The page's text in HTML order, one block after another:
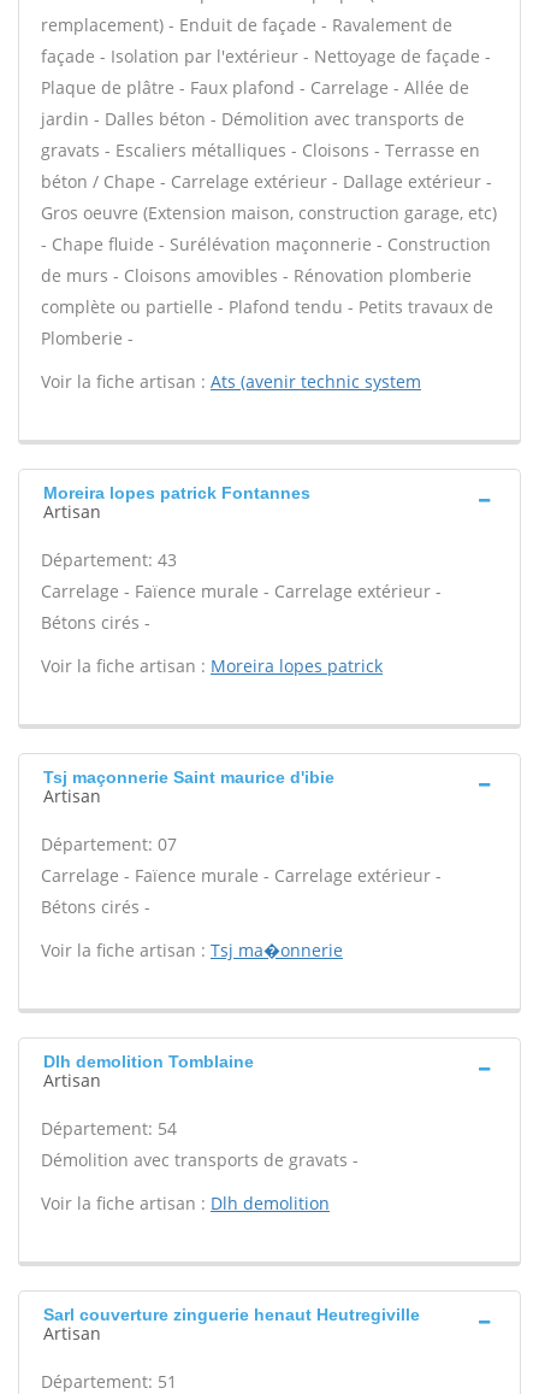
remplacement) - Enduit de façade - Ravalement de
façade - Isolation par l'extérieur - Nettoyage de façade -
Plaque de plâtre - Faux plafond - Carrelage - Allée de
jardin - Dalles béton - Démolition avec transports de
gravats - Escaliers métalliques - Cloisons - Terrasse en
béton / Chape - Carrelage extérieur - Dallage extérieur -
Gros oeuvre (Extension maison, construction garage, etc)
- Chape fluide - Surélévation maçonnerie - Construction
de murs - Cloisons amovibles - Rénovation plomberie
complète ou partielle - Plafond tendu - Petits travaux de
Plomberie -
Voir la fiche artisan : Ats (avenir technic system
Moreira lopes patrick Fontannes
Artisan
Département: 43
Carrelage - Faïence murale - Carrelage extérieur -
Bétons cirés -
Voir la fiche artisan : Moreira lopes patrick
Tsj maçonnerie Saint maurice d'ibie
Artisan
Département: 07
Carrelage - Faïence murale - Carrelage extérieur -
Bétons cirés -
Voir la fiche artisan : Tsj ma�onnerie
Dlh demolition Tomblaine
Artisan
Département: 54
Démolition avec transports de gravats -
Voir la fiche artisan : Dlh demolition
Sarl couverture zinguerie henaut Heutregiville
Artisan
Département: 51